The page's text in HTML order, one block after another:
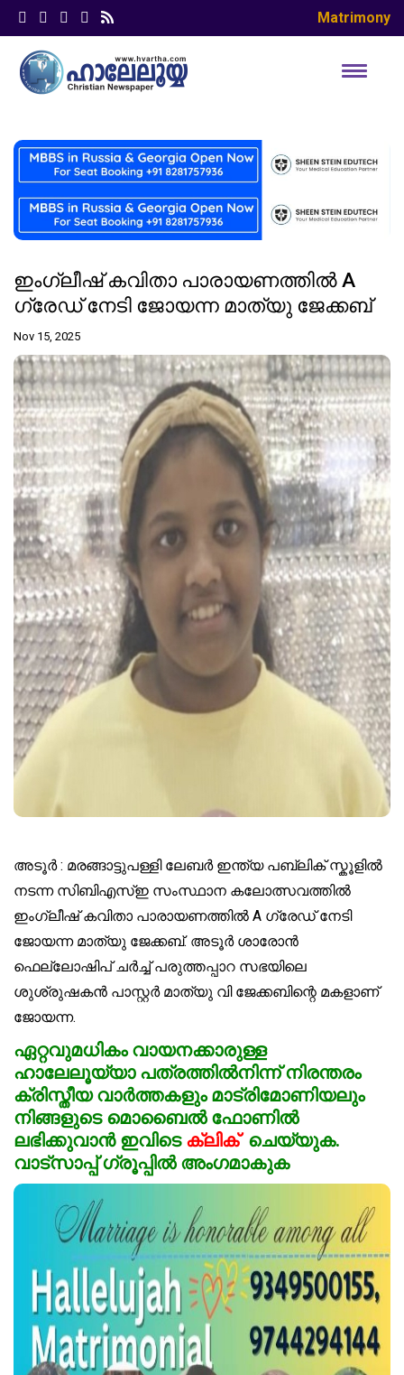
Matrimony
ഇംഗ്ലീഷ് കവിതാ പാരായണത്തിൽ A
ഗ്രേഡ് നേടി ജോയന്ന മാത്യു ജേക്കബ്
Nov 15, 2025
അടൂർ : മരങ്ങാട്ടുപള്ളി ലേബർ ഇന്ത്യ പബ്ലിക് സ്കൂളിൽ
നടന്ന സിബിഎസ്ഇ സംസ്ഥാന കലോത്സവത്തിൽ
ഇംഗ്ലീഷ് കവിതാ പാരായണത്തിൽ A ഗ്രേഡ് നേടി
ജോയന്ന മാത്യു ജേക്കബ്. അടൂർ ശാരോൻ
ഫെല്ലോഷിപ് ചർച്ച് പരുത്തപ്പാറ സഭയിലെ
ശുശ്രുഷകൻ പാസ്റ്റർ മാത്യു വി ജേക്കബിന്റെ മകളാണ്
ജോയന്ന.
ഏറ്റവുമധികംവായനക്കാരുള്ള
ഹാലേലൂയ്യാ പത്രത്തിൽനിന്ന് നിരന്തരം
ക്രിസ്തീയ വാർത്തകളും മാട്രിമോണിയലും
നിങ്ങളുടെ മൊബൈൽ ഫോണിൽ
ലഭിക്കുവാൻ ഇവിടെ ക്ലിക്ചെയ്യുക.
വാട്സാപ്പ് ഗ്രൂപ്പിൽ അംഗമാകുക